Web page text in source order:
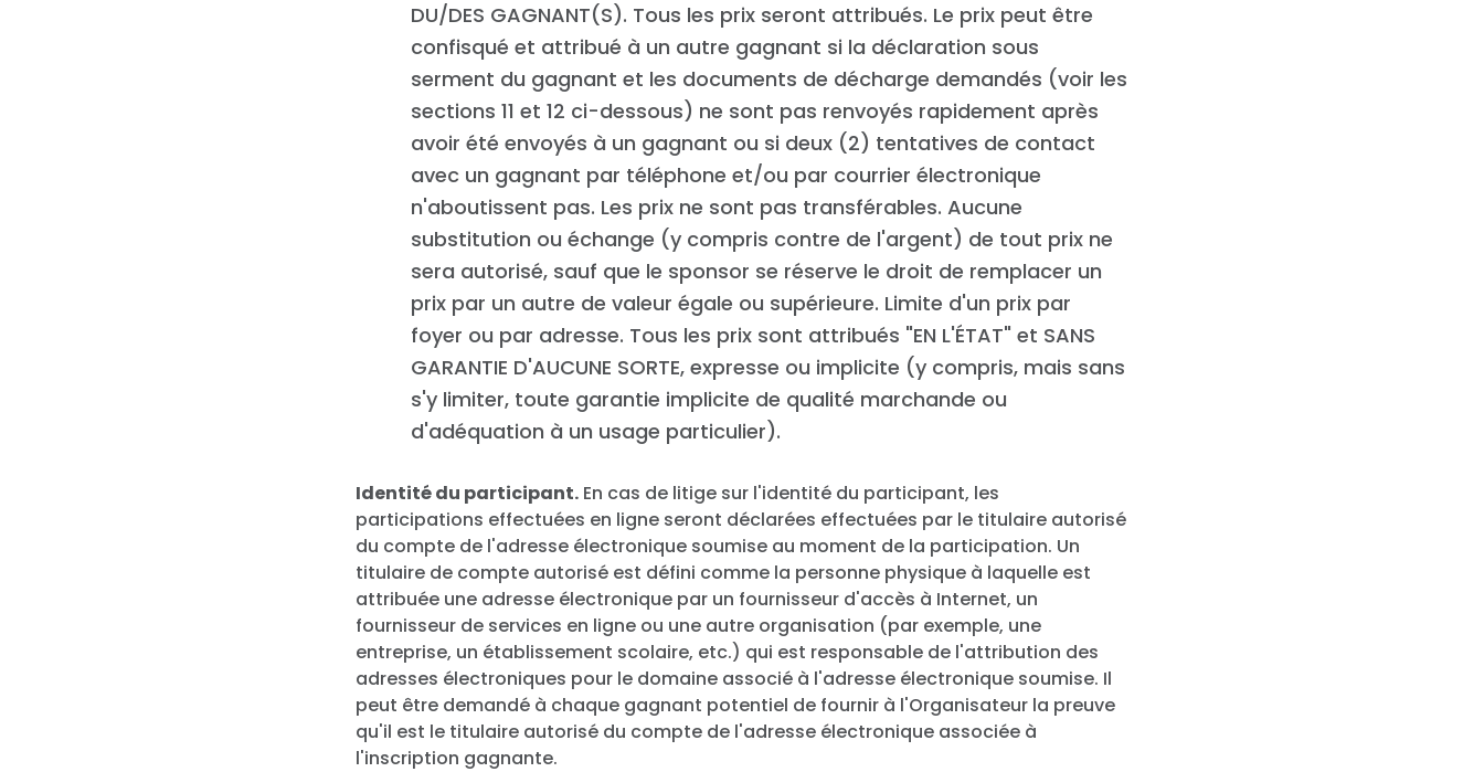
Accueil
Shop
Take Back the Courts
Travailler avec nous
Presse
Votre fête
Action
Vote
Faire un don
DU/DES GAGNANT(S). Tous les prix seront attribués. Le prix peut être
confisqué et attribué à un autre gagnant si la déclaration sous
serment du gagnant et les documents de décharge demandés (voir les
sections 11 et 12 ci-dessous) ne sont pas renvoyés rapidement après
avoir été envoyés à un gagnant ou si deux (2) tentatives de contact
avec un gagnant par téléphone et/ou par courrier électronique
n'aboutissent pas. Les prix ne sont pas transférables. Aucune
substitution ou échange (y compris contre de l'argent) de tout prix ne
sera autorisé, sauf que le sponsor se réserve le droit de remplacer un
prix par un autre de valeur égale ou supérieure. Limite d'un prix par
foyer ou par adresse. Tous les prix sont attribués "EN L'ÉTAT" et SANS
GARANTIE D'AUCUNE SORTE, expresse ou implicite (y compris, mais sans
s'y limiter, toute garantie implicite de qualité marchande ou
d'adéquation à un usage particulier).
Identité du participant. En cas de litige sur l'identité du participant, les
participations effectuées en ligne seront déclarées effectuées par le titulaire autorisé
du compte de l'adresse électronique soumise au moment de la participation. Un
titulaire de compte autorisé est défini comme la personne physique à laquelle est
attribuée une adresse électronique par un fournisseur d'accès à Internet, un
fournisseur de services en ligne ou une autre organisation (par exemple, une
entreprise, un établissement scolaire, etc.) qui est responsable de l'attribution des
adresses électroniques pour le domaine associé à l'adresse électronique soumise. Il
peut être demandé à chaque gagnant potentiel de fournir à l'Organisateur la preuve
qu'il est le titulaire autorisé du compte de l'adresse électronique associée à
l'inscription gagnante.